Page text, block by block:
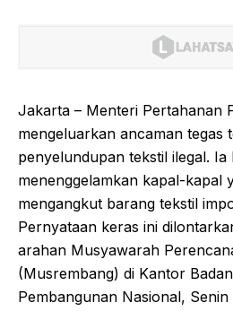
Jakarta – Menteri Pertahanan
mengeluarkan ancaman tegas
penyelundupan tekstil ilegal. Ia
menenggelamkan kapal-kapal
mengangkut barang tekstil
Pernyataan keras ini
arahan Musyawarah
(Musrembang) di Kantor
Pembangunan Nasional, Senin